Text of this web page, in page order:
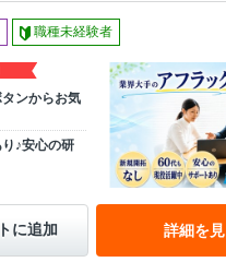
職種未経験者
ンからお気
♪安心の研
に追加 詳細を